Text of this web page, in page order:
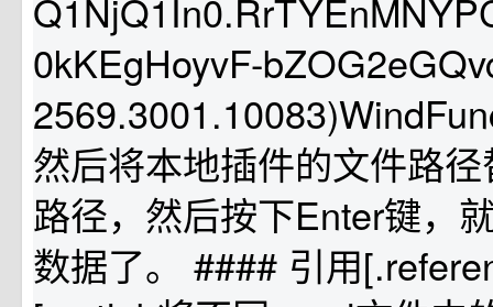
0kKEgHoyvF-
然后将本地插件的文件路
路径，然后按下Enter键，
数据了。 #### 引用